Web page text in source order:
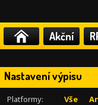
Akční
Nastavení výpisu
Platformy: Vše